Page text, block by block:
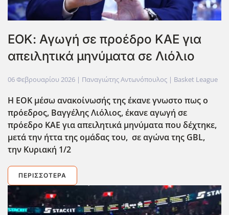
ΕΟΚ: Αγωγή σε προέδρο ΚΑΕ για
απειλητικά μηνύματα σε Λιόλιο
06 Φεβρουαρίου 2026 | Παναγιώτης Αντωνόπουλος | Basket League
Η ΕΟΚ μέσω ανακοίνωσής της έκανε γνωστο πως ο
πρόεδρος, Βαγγέλης Λιόλιος, έκανε αγωγή σε
πρόεδρο ΚΑΕ για απειλητικά μηνύματα που δέχτηκε,
μετά την ήττα της ομάδας του, σε αγώνα της GBL,
την Κυριακή 1/2
ΠΕΡΙΣΣΌΤΕΡΑ